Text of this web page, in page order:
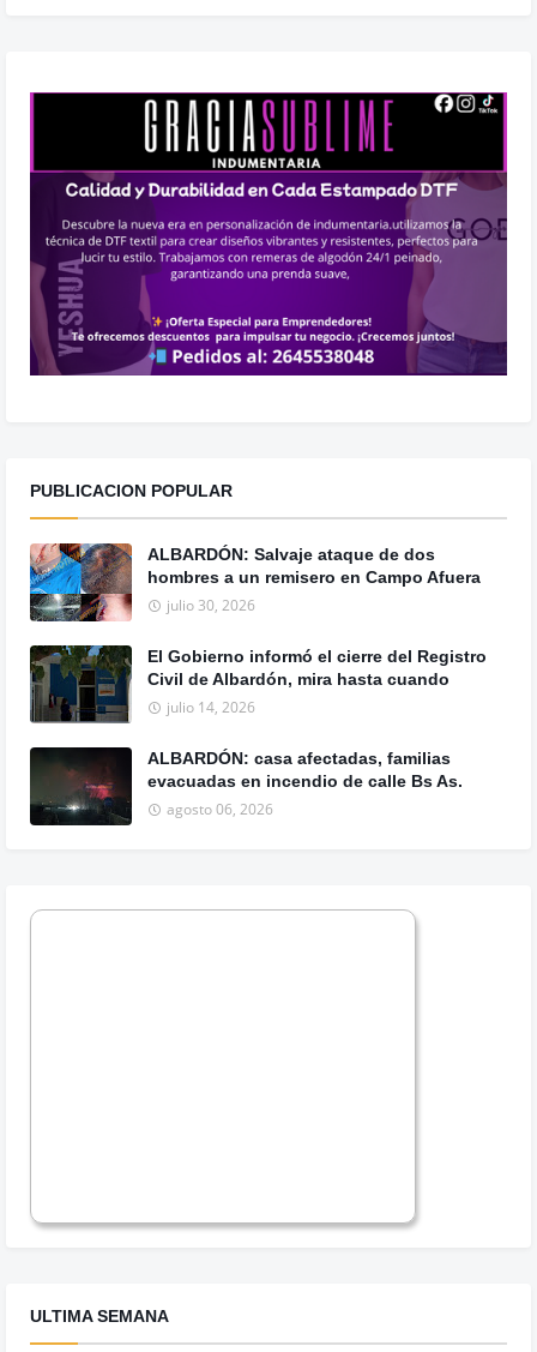
PUBLICACION POPULAR
ALBARDÓN: Salvaje ataque de dos
hombres a un remisero en Campo Afuera
julio 30, 2026
El Gobierno informó el cierre del Registro
Civil de Albardón, mira hasta cuando
julio 14, 2026
ALBARDÓN: casa afectadas, familias
evacuadas en incendio de calle Bs As.
agosto 06, 2026
ULTIMA SEMANA